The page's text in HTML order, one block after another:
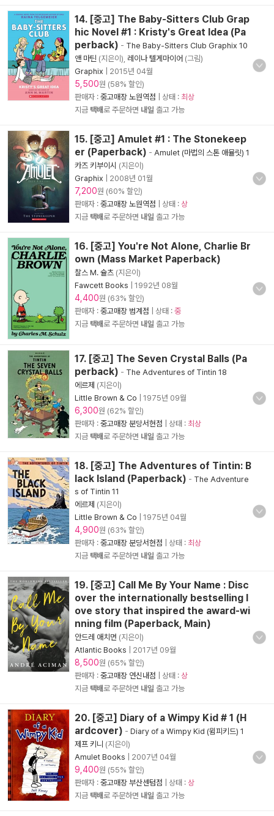
14. [중고] The Baby-Sitters Club Grap
hic Novel #1 : Kristy's Great Idea (Pa
perback) - The Baby-Sitters Club Graphix 10
앤 마틴 (지은이), 레이나 텔게마이어 (그림)
Graphix
2015년 04월
5,500원 (58% 할인)
판매자 : 중고매장 노원역점 | 상태 : 최상
지금 택배로 주문하면 내일 출고 가능
15. [중고] Amulet #1 : The Stonekeep
er (Paperback) - Amulet (마법의 스톤 애뮬릿) 1
카즈 키부이시 (지은이)
Graphix
2008년 01월
7,200원 (60% 할인)
판매자 : 중고매장 노원역점 | 상태 : 상
지금 택배로 주문하면 내일 출고 가능
16. [중고] You're Not Alone, Charlie Br
own (Mass Market Paperback)
찰스 M. 슐츠 (지은이)
Fawcett Books
1992년 08월
4,400원 (63% 할인)
판매자 : 중고매장 범계점 | 상태 : 중
지금 택배로 주문하면 내일 출고 가능
17. [중고] The Seven Crystal Balls (Pa
perback) - The Adventures of Tintin 18
에르제 (지은이)
Little Brown & Co
1975년 09월
6,300원 (62% 할인)
판매자 : 중고매장 분당서현점 | 상태 : 최상
지금 택배로 주문하면 내일 출고 가능
18. [중고] The Adventures of Tintin: B
lack Island (Paperback) - The Adventure
s of Tintin 11
에르제 (지은이)
Little Brown & Co
1975년 04월
4,900원 (63% 할인)
판매자 : 중고매장 분당서현점 | 상태 : 최상
지금 택배로 주문하면 내일 출고 가능
19. [중고] Call Me By Your Name : Disc
over the internationally bestselling l
ove story that inspired the award-wi
nning film (Paperback, Main)
안드레 애치먼 (지은이)
Atlantic Books
2017년 09월
8,500원 (65% 할인)
판매자 : 중고매장 연신내점 | 상태 : 상
지금 택배로 주문하면 내일 출고 가능
20. [중고] Diary of a Wimpy Kid # 1 (H
ardcover) - Diary of a Wimpy Kid (윔피키드) 1
제프 키니 (지은이)
Amulet Books
2007년 04월
9,400원 (55% 할인)
판매자 : 중고매장 부산센텀점 | 상태 : 상
지금 택배로 주문하면 내일 출고 가능